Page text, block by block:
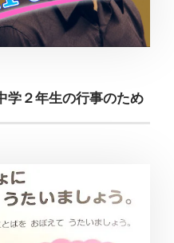
２年生の行事のため